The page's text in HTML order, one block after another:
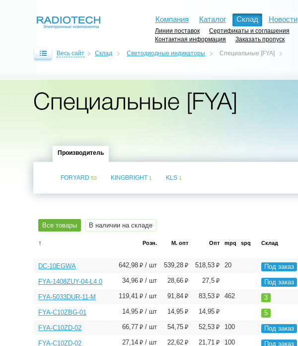
Компания Каталог Склад Новости
Линии поставок
Сертификаты и соглашения
Контактная информация
Заказать пропуск
Весь сайт Склад Светодиодные индикаторы Специальные [FYA]
Специальные [FYA]
Производитель
FORYARD53 KINGBRIGHT1 KLS1
Все товары В наличии на складе
↑ Розн. М. опт Опт mpq spq Склад
DC-10EGWA 642,98 ⃏ / шт 539,28 ⃏ 518,53 ⃏ 20 Под заказ
FYA-1408ZUY-04-L4.0 34,96 ⃏ / шт 28,66 ⃏ 27,5 ⃏ Под заказ
FYA-5033DUR-11-M 119,41 ⃏ / шт 91,84 ⃏ 83,53 ⃏ 462 3
FYA-C10ZBG-01 14,95 ⃏ / шт 14,95 ⃏ 14,95 ⃏ 5
FYA-C10ZD-02 66,77 ⃏ / шт 54,75 ⃏ 52,53 ⃏ 100 Под заказ
FYA-C10ZD-02 27,14 ⃏ / шт 22,62 ⃏ 21,71 ⃏ 100 Под заказ